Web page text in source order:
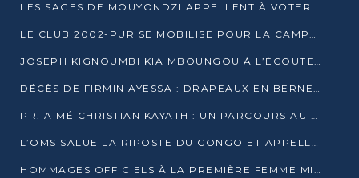
LES SAGES DE MOUYONDZI APPELLENT À VOTER DENIS SASSOU-NGUESSO
LE CLUB 2002-PUR SE MOBILISE POUR LA CAMPAGNE
JOSEPH KIGNOUMBI KIA MBOUNGOU À L’ÉCOUTE DE TALANGAÏ
DÉCÈS DE FIRMIN AYESSA : DRAPEAUX EN BERNE LUNDI
PR. AIMÉ CHRISTIAN KAYATH : UN PARCOURS AU SERVICE DE LA RECHERCHE ET DE L’INNOVATION
L’OMS SALUE LA RIPOSTE DU CONGO ET APPELLE À DES RÉFORMES DURABLES
HOMMAGES OFFICIELS À LA PREMIÈRE FEMME MINISTRE DU CONGO